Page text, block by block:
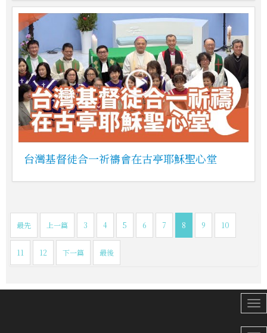
台灣基督徒合一祈禱會在古亭耶穌聖心堂
最先 上一篇 3 4 5 6 7 8 9 10
11 12 下一篇 最後